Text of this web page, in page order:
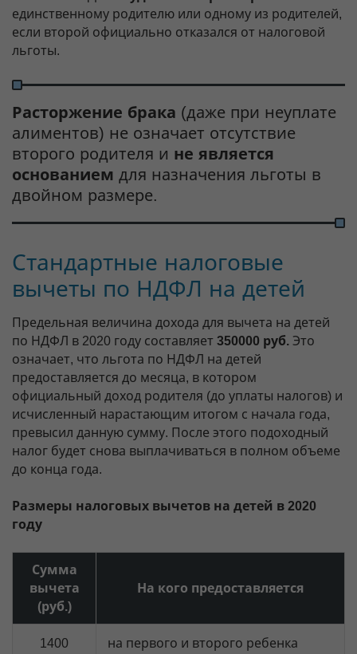
единственному родителю или одному из родителей,
если второй официально отказался от налоговой
льготы.
Расторжение брака (даже при неуплате
алиментов) не означает отсутствие
второго родителя и не является
основанием для назначения льготы в
двойном размере.
Стандартные налоговые
вычеты по НДФЛ на детей
Предельная величина дохода для вычета на детей
по НДФЛ в 2020 году составляет 350000 руб. Это
означает, что льгота по НДФЛ на детей
предоставляется до месяца, в котором
официальный доход родителя (до уплаты налогов) и
исчисленный нарастающим итогом с начала года,
превысил данную сумму. После этого подоходный
налог будет снова выплачиваться в полном объеме
до конца года.
Размеры налоговых вычетов на детей в 2020
году
Сумма
вычета
(руб.)
На кого предоставляется
1400 на первого и второго ребенка